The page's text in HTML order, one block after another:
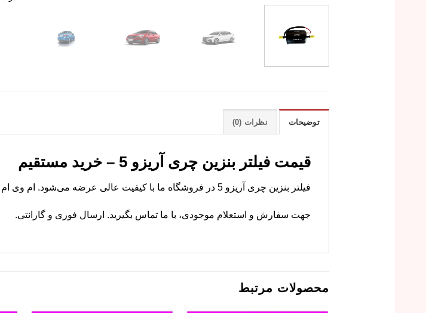
توضیحات نظرات (0)
قیمت فیلتر بنزین چری آریزو 5 – خرید مستقیم
فیلتر بنزین چری آریزو 5 در فروشگاه ما با کیفیت عالی عرضه می‌شود. ام وی ام کارز این قطعه را با قیمت رقابتی و گارانتی ارائه می‌دهد.
جهت سفارش و استعلام موجودی، با ما تماس بگیرید. ارسال فوری و گارانتی.
محصولات مرتبط